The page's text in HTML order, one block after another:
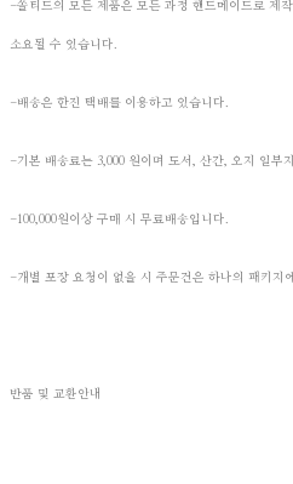
-쏠티드의 모든 제품은 모든 과정 핸드메이드로 제
소요될 수 있습니다.
-배송은 한진 택배를 이용하고 있습니다.
-기본 배송료는 3,000 원이며 도서, 산간, 오지 일부
-100,000원이상 구매 시 무료배송입니다.
-개별 포장 요청이 없을 시 주문건은 하나의 패키지
반품 및 교환안내